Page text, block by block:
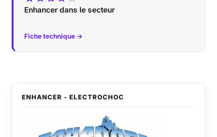
Enhancer dans le secteur
Fiche technique →
ENHANCER - ELECTROCHOC